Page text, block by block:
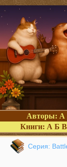
Авторы: А
Книги: А Б В
Серия: